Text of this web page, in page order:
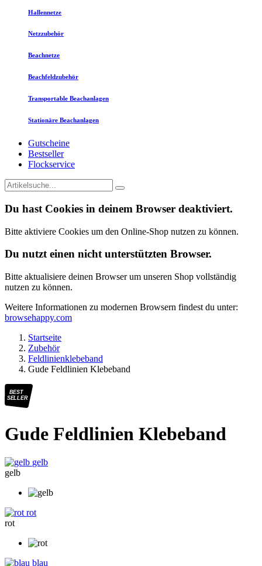
Hallennetze
Netzzubehör
Beachnetze
Beachfeldzubehör
Transportable Beachanlagen
Stationäre Beachanlagen
Gutscheine
Bestseller
Flockservice
Du hast Cookies in deinem Browser deaktiviert.
Bitte aktiviere Cookies um den Online-Shop nutzen zu können.
Du nutzt einen nicht unterstützten Browser.
Bitte aktualisiere deinen Browser um unseren Shop vollständig
nutzen zu können.
Weitere Informationen zu modernen Browsern findest du unter:
browsehappy.com
Startseite
Zubehör
Feldlinienklebeband
Gude Feldlinien Klebeband
BEST
SELLER
Gude Feldlinien Klebeband
gelb
gelb
rot
rot
blau